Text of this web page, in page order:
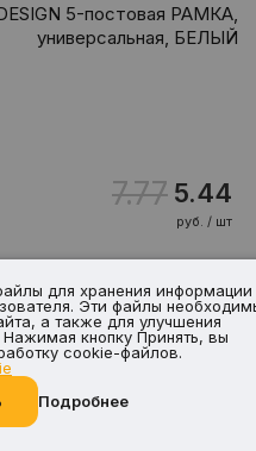
5-постовая РАМКА,
универсальная, БЕЛЫЙ
7.77 5.44
руб. / шт
нам
для хранения информации
Эти файлы
а также для улучшения
кнопку Принять, вы
cookie-файлов.
Подробнее